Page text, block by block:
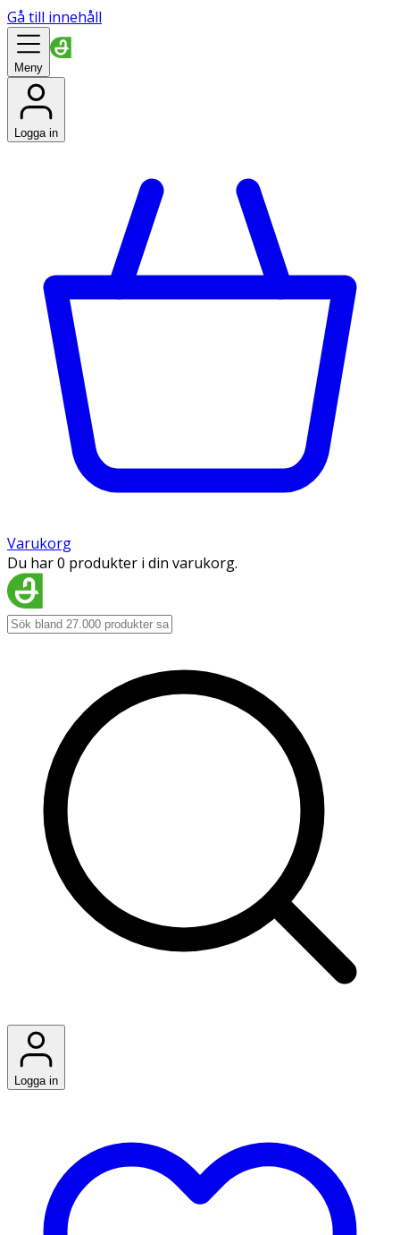
Gå till innehåll
Meny
Logga in
Varukorg
Du har 0 produkter i din varukorg.
Logga in